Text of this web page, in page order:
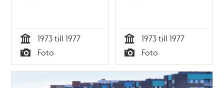
Tid
1973 till 1977
Typ
Foto Tid
1973 till 1977
Typ
Foto